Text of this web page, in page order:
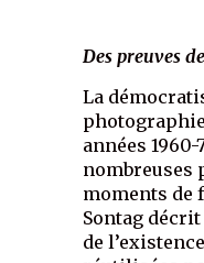
Des preuves
La
années
nombreuses
moments de
Sontag
de